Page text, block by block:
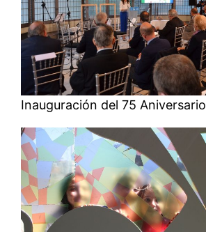
Inauguración del 75 Aniversario